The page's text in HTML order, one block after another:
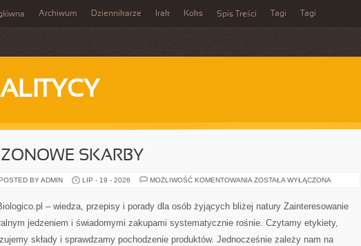
Archiwum Dziennikarze Irak Koks Spis Treści Tagi Tagi
SKARBY
BY ADMIN LIP - 19 - 2026 MOŻLIWOŚĆ KOMENTOWANIA SEZONOWE
ZOSTAŁA WYŁĄCZONA
– wiedza, przepisy i porady dla osób żyjących bliżej natury Zainteresowanie
jedzeniem i świadomymi zakupami systematycznie rośnie. Czytamy etykiety,
składy i sprawdzamy pochodzenie produktów. Jednocześnie zależy nam na